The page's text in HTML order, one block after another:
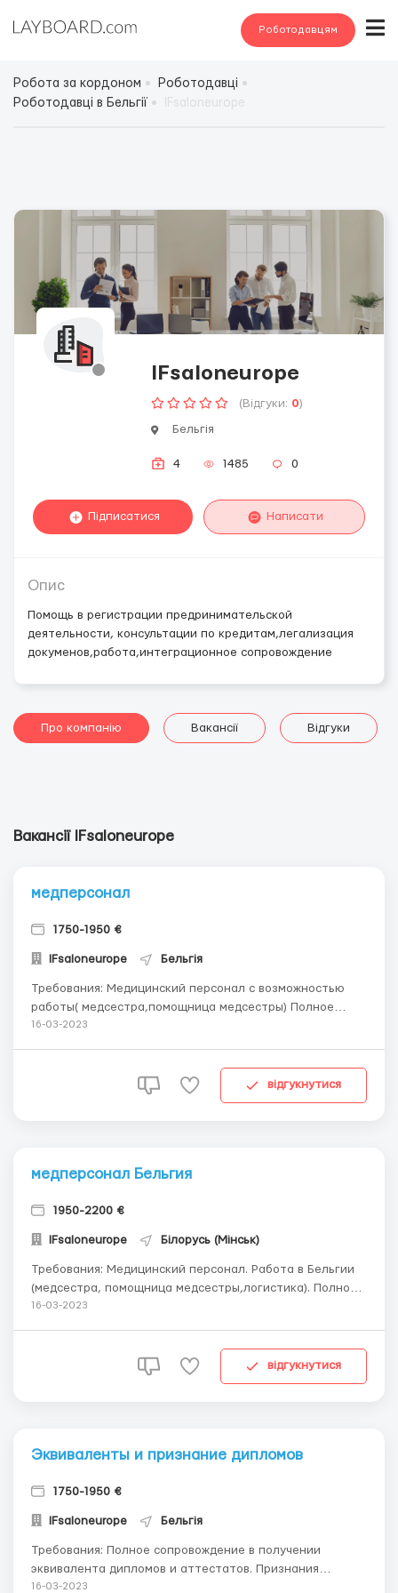
Роботодавцям
Робота за кордоном
Роботодавці
Роботодавці в Бельгії
IFsaloneurope
(Відгуки: 0)
Бельгія
4 1485 0
Підписатися Написати
Опис
Помощь в регистрации предринимательской
деятельности, консультации по кредитам,легализация
докуменов,работа,интеграционное сопровождение
Про компанію Вакансії Відгуки
Вакансії IFsaloneurope
медперсонал
1750-1950 €
IFsaloneurope Бельгія
Требования: Медицинский персонал с возможностью
работы( медсестра,помощница медсестры) Полное
сопровождение в получении эквивалента дипломов и
переводы,мотивационные письма,разрешение работать
16-03-2023
відгукнутися
медперсонал Бельгия
1950-2200 €
IFsaloneurope Білорусь (Мінськ)
Требования: Медицинский персонал. Работа в Бельгии
(медсестра, помощница медсестры,логистика). Полное
сопровождение в получении эквивалента дипломов и
разрешения на работу в профессии ( виза)...
16-03-2023
відгукнутися
Эквиваленты и признание дипломов
1750-1950 €
IFsaloneurope Бельгія
Требования: Полное сопровождение в получении
эквивалента дипломов и аттестатов. Признания
дипломов для работы или учебы Подготовка
16-03-2023